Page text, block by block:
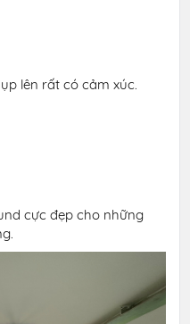
lên rất có cảm xúc.
cực đẹp cho những